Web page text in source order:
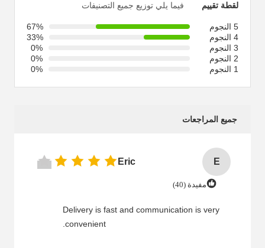
لقطة تقييم فيما يلي توزيع جميع التصنيفات
5 النجوم
67%
4 النجوم
33%
3 النجوم
0%
2 النجوم
0%
1 النجوم
0%
جميع المراجعات
E
Eric
مفيدة (40)
Delivery is fast and communication is very
convenient.